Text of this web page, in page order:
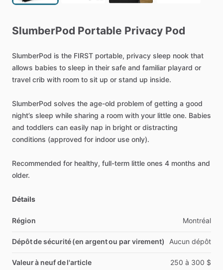
SlumberPod Portable Privacy Pod
SlumberPod is the FIRST portable, privacy sleep nook that
allows babies to sleep in their safe and familiar playard or
travel crib with room to sit up or stand up inside.
SlumberPod solves the age-old problem of getting a good
night’s sleep while sharing a room with your little one. Babies
and toddlers can easily nap in bright or distracting
conditions (approved for indoor use only).
Recommended for healthy, full-term little ones 4 months and
older.
Détails
Région Montréal
Dépôt de sécurité (en argent ou par virement) Aucun dépôt
Valeur à neuf de l'article 250 à 300 $